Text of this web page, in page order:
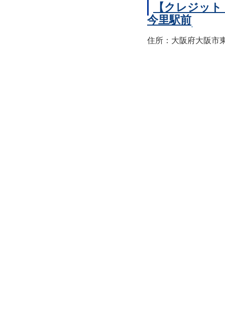
【クレジッ
今里駅前
住所：大阪府大阪市